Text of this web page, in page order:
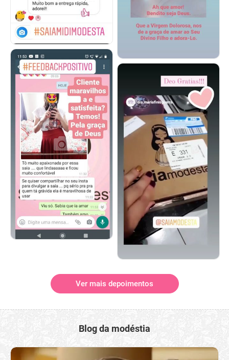
Ver mais depoimentos
Blog da modéstia